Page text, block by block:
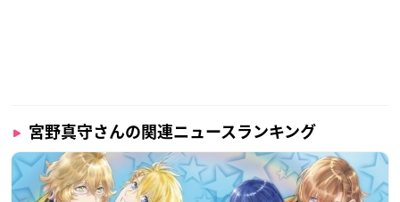
宮野真守さんの関連ニュースランキング